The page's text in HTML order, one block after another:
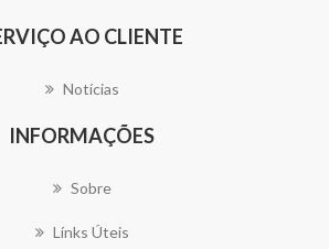
AO CLIENTE
Notícias
INFORMAÇÕES
Sobre
Línks Úteis